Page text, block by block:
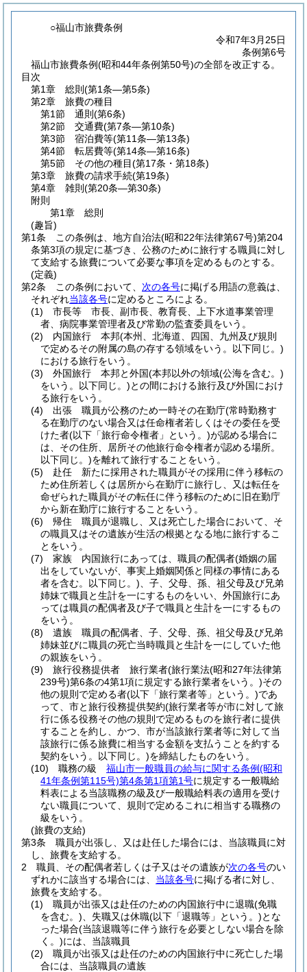
○福山市旅費条例
令和7年3月25日
条例第6号
福山市旅費条例(昭和44年条例第50号)の全部を改正する。
目次
第1章
総則 (第1条―第5条)
第2章
旅費の種目
第1節
通則 (第6条)
第2節
交通費(第7条―第10条)
第3節
宿泊費等(第11条―第13条)
第4節
転居費等(第14条―第16条)
第5節
その他の種目(第17条・第18条)
第3章
旅費の請求手続(第19条)
第4章
雑則 (第20条―第30条)
附則
第1章
総則
(趣旨)
第1条
この条例は、地方自治法(昭和22年法律第67号)第204
条第3項の規定に基づき、公務のために旅行する職員に対し
て支給する旅費について必要な事項を定めるものとする。
(定義)
第2条
この条例において、 次の各号に掲げる用語の意義は、
それぞれ当該各号に定めるところによる。
(1)
市長等 市長、副市長、教育長、上下水道事業管理
者、病院事業管理者及び常勤の監査委員をいう。
(2)
内国旅行 本邦(本州、北海道、四国、九州及び規則
で定めるその附属の島の存する領域をいう。以下同じ。)
における旅行をいう。
(3)
外国旅行 本邦と外国(本邦以外の領域(公海を含む。)
をいう。以下同じ。)との間における旅行及び外国におけ
る旅行をいう。
(4)
出張 職員が公務のため一時その在勤庁(常時勤務す
る在勤庁のない場合又は任命権者若しくはその委任を受
けた者(以下「旅行命令権者」という。)が認める場合に
は、その住所、居所その他旅行命令権者が認める場所。
以下同じ。)を離れて旅行することをいう。
(5)
赴任 新たに採用された職員がその採用に伴う移転の
ため住所若しくは居所から在勤庁に旅行し、又は転任を
命ぜられた職員がその転任に伴う移転のために旧在勤庁
から新在勤庁に旅行することをいう。
(6)
帰住 職員が退職し、又は死亡した場合において、そ
の職員又はその遺族が生活の根拠となる地に旅行するこ
とをいう。
(7)
家族 内国旅行にあっては、職員の配偶者(婚姻の届
出をしていないが、事実上婚姻関係と同様の事情にある
者を含む。以下同じ。) 、子、父母、孫、祖父母及び兄弟
姉妹で職員と生計を一にするものをいい、外国旅行にあ
っては職員の配偶者及び子で職員と生計を一にするもの
をいう。
(8)
遺族 職員の配偶者、子、父母、孫、祖父母及び兄弟
姉妹並びに職員の死亡当時職員と生計を一にしていた他
の親族をいう。
(9)
旅行役務提供者 旅行業者(旅行業法(昭和27年法律第
239号)第6条の4第1項に規定する旅行業者をいう。)その
他の規則で定める者(以下「旅行業者等」という。)であ
って、市と旅行役務提供契約(旅行業者等が市に対して旅
行に係る役務その他の規則で定めるものを旅行者に提供
することを約し、かつ、市が当該旅行業者等に対して当
該旅行に係る旅費に相当する金額を支払うことを約する
契約をいう。以下同じ。)を締結したものをいう。
(10)
職務の級 福山市一般職員の給与に関する条例(昭和
41年条例第115号)第4条第1項第1号に規定する一般職給
料表による当該職務の級及び一般職給料表の適用を受け
ない職員について、規則で定めるこれに相当する職務の
級をいう。
(旅費の支給)
第3条
職員が出張し、又は赴任した場合には、当該職員に対
し、旅費を支給する。
2
職員、その配偶者若しくは子又はその遺族が次の各号のい
ずれかに該当する場合には、 当該各号に掲げる者に対し、
旅費を支給する。
(1)
職員が出張又は赴任のための内国旅行中に退職(免職
を含む。) 、失職又は休職(以下「退職等」という。)とな
った場合(当該退職等に伴う旅行を必要としない場合を除
く。)には、当該職員
(2)
職員が出張又は赴任のための内国旅行中に死亡した場
合には、当該職員の遺族